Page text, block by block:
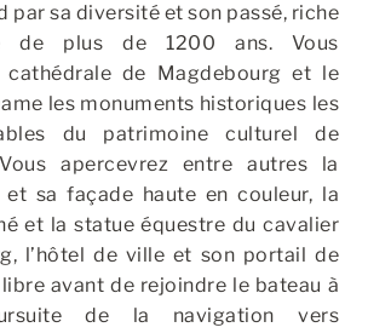
par sa diversité et son passé, riche
de plus de 1200 ans. Vous
cathédrale de Magdebourg et le
les monuments historiques les
du patrimoine culturel de
apercevrez entre autres la
sa façade haute en couleur, la
et la statue équestre du cavalier
l’hôtel de ville et son portail de
avant de rejoindre le bateau à
de la navigation vers